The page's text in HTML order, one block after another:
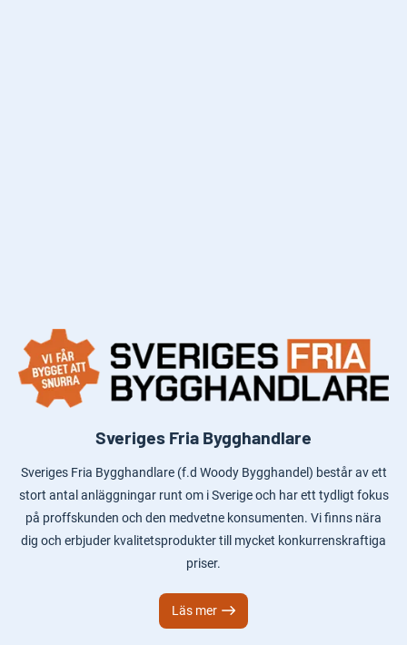
Sveriges Fria Bygghandlare
Sveriges Fria Bygghandlare (f.d Woody Bygghandel) består av ett
stort antal anläggningar runt om i Sverige och har ett tydligt fokus
på proffskunden och den medvetne konsumenten. Vi finns nära
dig och erbjuder kvalitetsprodukter till mycket konkurrenskraftiga
priser.
Läs mer